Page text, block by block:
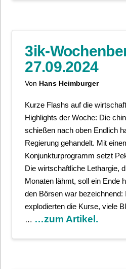
3ik-
27.09.2024
Von Hans Heimburger
Kurze Flashs auf die
Highlights der Woche: Die
schießen nach oben Endlich
Regierung gehandelt. Mit
Konjunkturprogramm setzt
Die wirtschaftliche Lethargie,
Monaten lähmt, soll ein Ende
den Börsen war bezeichnend:
explodierten die Kurse, viele
… …zum Artikel.